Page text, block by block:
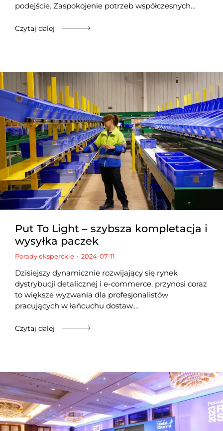
podejście. Zaspokojenie potrzeb współczesnych…
Czytaj dalej
Put To Light – szybsza kompletacja i
wysyłka paczek
Porady eksperckie 2024-07-11
Dzisiejszy dynamicznie rozwijający się rynek
dystrybucji detalicznej i e-commerce, przynosi coraz
to większe wyzwania dla profesjonalistów
pracujących w łańcuchu dostaw.…
Czytaj dalej